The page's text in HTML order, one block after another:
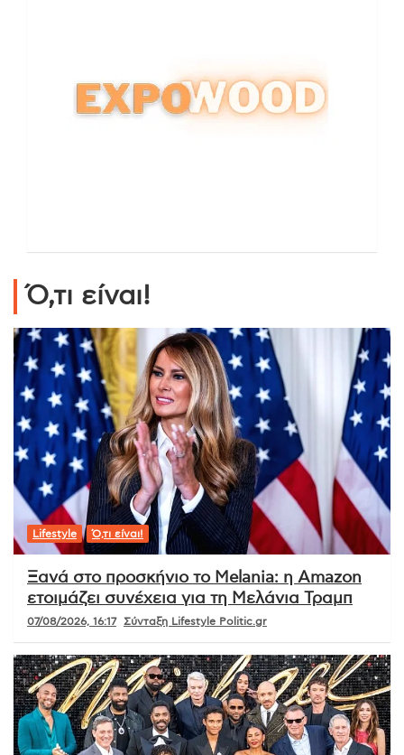
Ό,τι είναι!
Lifestyle Ό,τι είναι!
Ξανά στο προσκήνιο το Melania: η Amazon
ετοιμάζει συνέχεια για τη Μελάνια Τραμπ
07/08/2026, 16:17 Σύνταξη Lifestyle Politic.gr